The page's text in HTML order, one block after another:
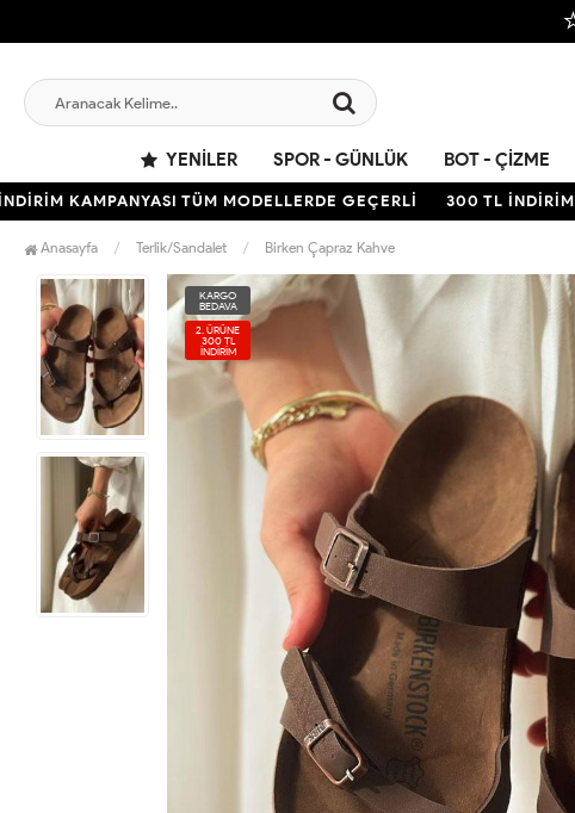
YENILER SPOR - GÜNLÜK BOT - ÇIZME
KAMPANYASI TÜM MODELLERDE GEÇERLİ 300 TL İNDİRİM
Anasayfa Terlik/Sandalet Birken Çapraz Kahve
KARGO
BEDAVA
2. ÜRÜNE
300 TL
İNDİRİM